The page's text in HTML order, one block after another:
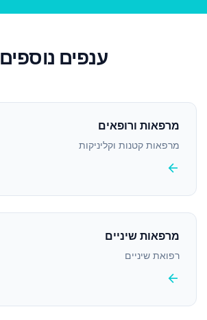
ענפים נוספים
מרפאות ורופאים
מרפאות קטנות וקליניקות
arrow_back
מרפאות שיניים
רפואת שיניים
arrow_back